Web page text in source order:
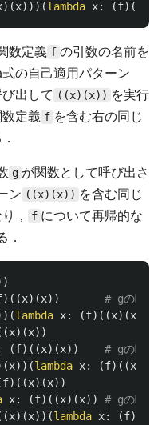
)(x)))(lambda x: (f)((
数定義 f の引数の名前を
の自己適用パターン
出して ((x)(x)) を実行
定義 f を含む右の同じ
g が関数として呼び出さ
ン ((x)(x)) を含む同じ
，
f について再帰的な
．
)((x)(x))
lambda x: (f)((x)(x
x)(x))
(f)((x)(x))
x))(lambda x: (f)((x
f)((x)(x))
x: (f)((x)(x))
x)(x))(lambda x: (f)((